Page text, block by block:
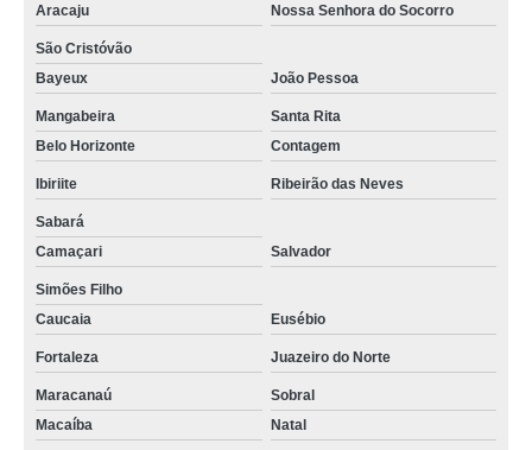
Aracaju
Nossa Senhora do Socorro
São Cristóvão
Bayeux
João Pessoa
Mangabeira
Santa Rita
Belo Horizonte
Contagem
Ibiriite Ribeirão das Neves
Sabará
Camaçari
Salvador
Simões Filho
Caucaia
Eusébio
Fortaleza Juazeiro do Norte
Maracanaú
Sobral
Macaíba
Natal